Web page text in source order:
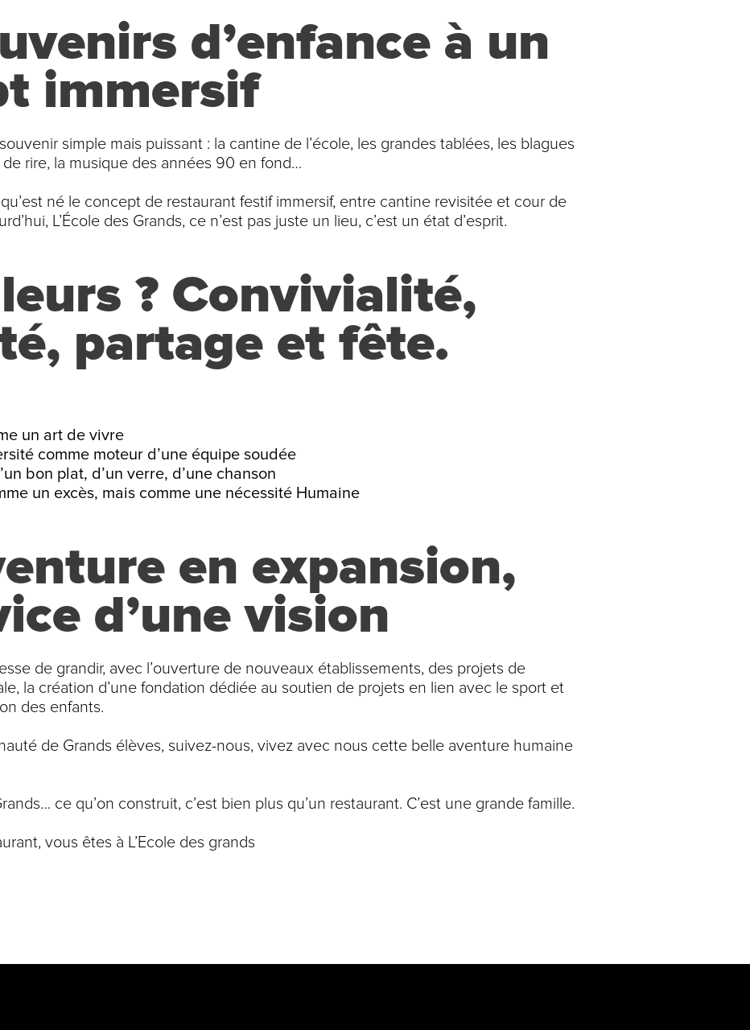
d’enfance à un
immersif
simple mais puissant : la cantine de l’école, les grandes tablées, les blagues
rire, la musique des années 90 en fond…
né le concept de restaurant festif immersif, entre cantine revisitée et cour de
L’École des Grands, ce n’est pas juste un lieu, c’est un état d’esprit.
? Convivialité,
partage et fête.
un art de vivre
comme moteur d’une équipe soudée
bon plat, d’un verre, d’une chanson
un excès, mais comme une nécessité Humaine
en expansion,
d’une vision
de grandir, avec l’ouverture de nouveaux établissements, des projets de
la création d’une fondation dédiée au soutien de projets en lien avec le sport et
des enfants.
de Grands élèves, suivez-nous, vivez avec nous cette belle aventure humaine
ce qu’on construit, c’est bien plus qu’un restaurant. C’est une grande famille.
vous êtes à L’Ecole des grands